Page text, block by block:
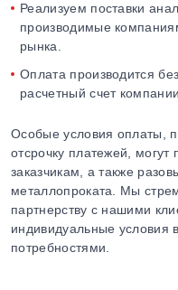
Реализуем поставки
производимые
рынка.
Оплата производится
расчетный счет компании.
Особые условия оплаты,
отсрочку платежей, могут
заказчикам, а также
металлопроката. Мы
партнерству с нашими
индивидуальные условия
потребностями.